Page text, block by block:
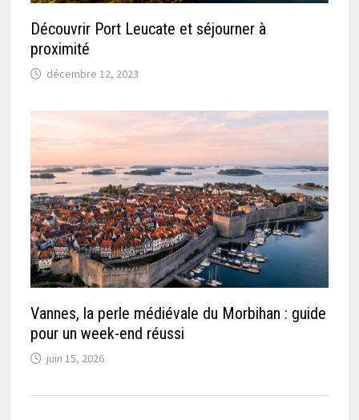
Découvrir Port Leucate et séjourner à
proximité
décembre 12, 2023
Vannes, la perle médiévale du Morbihan : guide
pour un week-end réussi
juin 15, 2026